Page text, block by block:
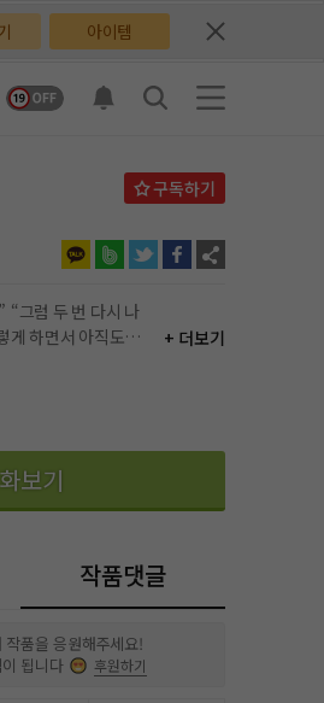
아이템
가 널 좋아한다니
+ 더보기
보기
작품댓글
작품을 응원해주세요!
됩니다
후원하기